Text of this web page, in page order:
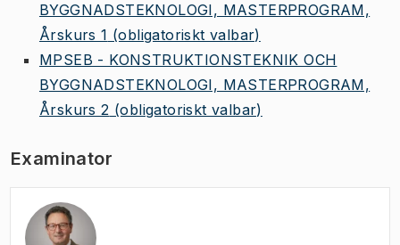
BYGGNADSTEKNOLOGI, MASTERPROGRAM,
Årskurs 1 (obligatoriskt valbar)
MPSEB - KONSTRUKTIONSTEKNIK OCH
BYGGNADSTEKNOLOGI, MASTERPROGRAM,
Årskurs 2 (obligatoriskt valbar)
Examinator